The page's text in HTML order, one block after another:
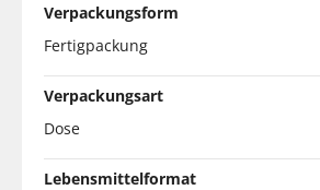
Verpackungsform
Fertigpackung
Verpackungsart
Dose
Lebensmittelformat